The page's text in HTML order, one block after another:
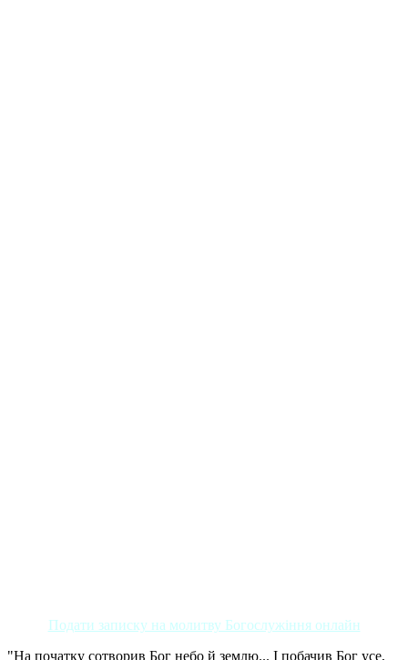
Подати записку на молитву Богослужіння онлайн
"На початку сотворив Бог небо й землю... І побачив Бог усе,